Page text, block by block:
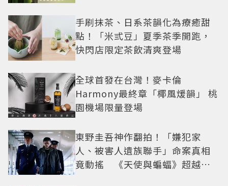
手刷抹茶、日系茶韻化為療癒甜
點！「米弎豆」夏季茶季開跑，
快閃店限定茶飲清爽登場
全球首發在台灣！麥卡倫
Harmony最終章「椰風煖韻」 桃
園機場限量登場
東野圭吾神作翻拍！「嫌犯家
人、被害人遺族聯手」命案真相
竟動搖 《天使與蝙蝠》超越懸